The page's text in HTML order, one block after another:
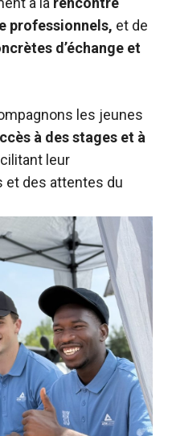
professionnels, et de
d’échange et
les jeunes
à des stages et à
leur
et des attentes du